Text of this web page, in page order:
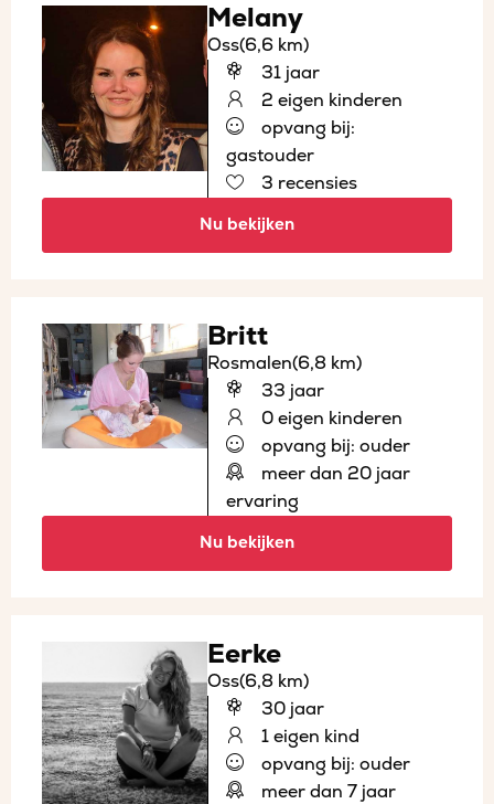
Melany
Oss(6,6 km)
31 jaar
2 eigen kinderen
opvang bij:
gastouder
3 recensies
Nu bekijken
Britt
Rosmalen(6,8 km)
33 jaar
0 eigen kinderen
opvang bij: ouder
meer dan 20 jaar
ervaring
Nu bekijken
Eerke
Oss(6,8 km)
30 jaar
1 eigen kind
opvang bij: ouder
meer dan 7 jaar